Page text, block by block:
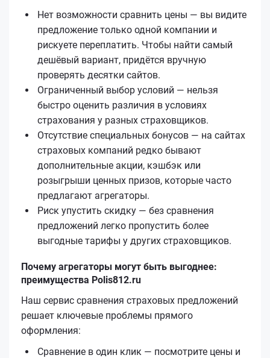
Нет возможности сравнить цены — вы видите
предложение только одной компании и
рискуете переплатить. Чтобы найти самый
дешёвый вариант, придётся вручную
проверять десятки сайтов.
Ограниченный выбор условий — нельзя
быстро оценить различия в условиях
страхования у разных страховщиков.
Отсутствие специальных бонусов — на сайтах
страховых компаний редко бывают
дополнительные акции, кэшбэк или
розыгрыши ценных призов, которые часто
предлагают агрегаторы.
Риск упустить скидку — без сравнения
предложений легко пропустить более
выгодные тарифы у других страховщиков.
Почему агрегаторы могут быть выгоднее:
преимущества Polis812.ru
Наш сервис сравнения страховых предложений
решает ключевые проблемы прямого
оформления:
Сравнение в один клик — посмотрите цены и